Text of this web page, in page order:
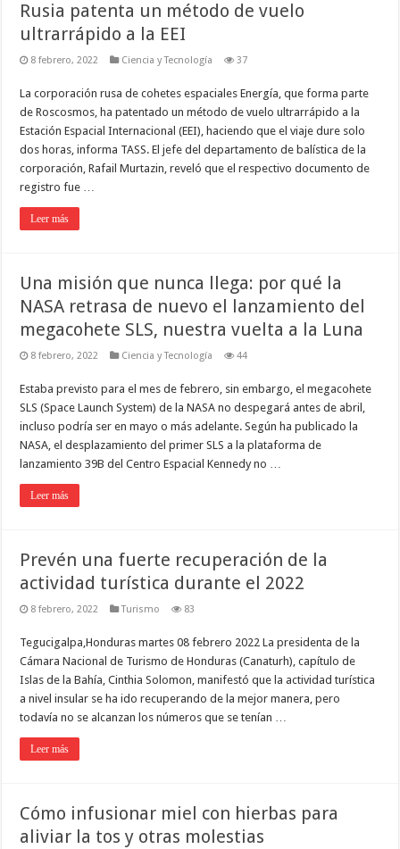
Rusia patenta un método de vuelo
ultrarrápido a la EEI
8 febrero, 2022 Ciencia y Tecnología 37
La corporación rusa de cohetes espaciales Energía, que forma parte
de Roscosmos, ha patentado un método de vuelo ultrarrápido a la
Estación Espacial Internacional (EEI), haciendo que el viaje dure solo
dos horas, informa TASS. El jefe del departamento de balística de la
corporación, Rafail Murtazin, reveló que el respectivo documento de
registro fue …
Leer más
Una misión que nunca llega: por qué la
NASA retrasa de nuevo el lanzamiento del
megacohete SLS, nuestra vuelta a la Luna
8 febrero, 2022 Ciencia y Tecnología 44
Estaba previsto para el mes de febrero, sin embargo, el megacohete
SLS (Space Launch System) de la NASA no despegará antes de abril,
incluso podría ser en mayo o más adelante. Según ha publicado la
NASA, el desplazamiento del primer SLS a la plataforma de
lanzamiento 39B del Centro Espacial Kennedy no …
Leer más
Prevén una fuerte recuperación de la
actividad turística durante el 2022
8 febrero, 2022 Turismo 83
Tegucigalpa,Honduras martes 08 febrero 2022 La presidenta de la
Cámara Nacional de Turismo de Honduras (Canaturh), capítulo de
Islas de la Bahía, Cinthia Solomon, manifestó que la actividad turística
a nivel insular se ha ido recuperando de la mejor manera, pero
todavía no se alcanzan los números que se tenían …
Leer más
Cómo infusionar miel con hierbas para
aliviar la tos y otras molestias